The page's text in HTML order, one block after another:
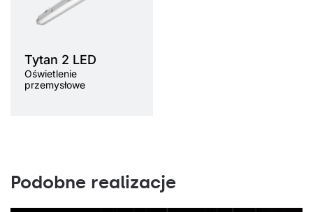
Tytan 2 LED
Oświetlenie
przemysłowe
Podobne realizacje